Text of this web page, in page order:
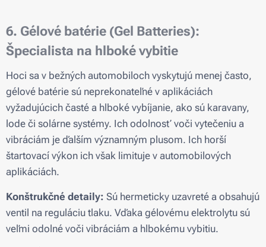
6. Gélové batérie (Gel Batteries):
Špecialista na hlboké vybitie
Hoci sa v bežných automobiloch vyskytujú menej často,
gélové batérie sú neprekonateľné v aplikáciách
vyžadujúcich časté a hlboké vybíjanie, ako sú karavany,
lode či solárne systémy. Ich odolnosť voči vytečeniu a
vibráciám je ďalším významným plusom. Ich horší
štartovací výkon ich však limituje v automobilových
aplikáciách.
Konštrukčné detaily: Sú hermeticky uzavreté a obsahujú
ventil na reguláciu tlaku. Vďaka gélovému elektrolytu sú
veľmi odolné voči vibráciám a hlbokému vybitiu.